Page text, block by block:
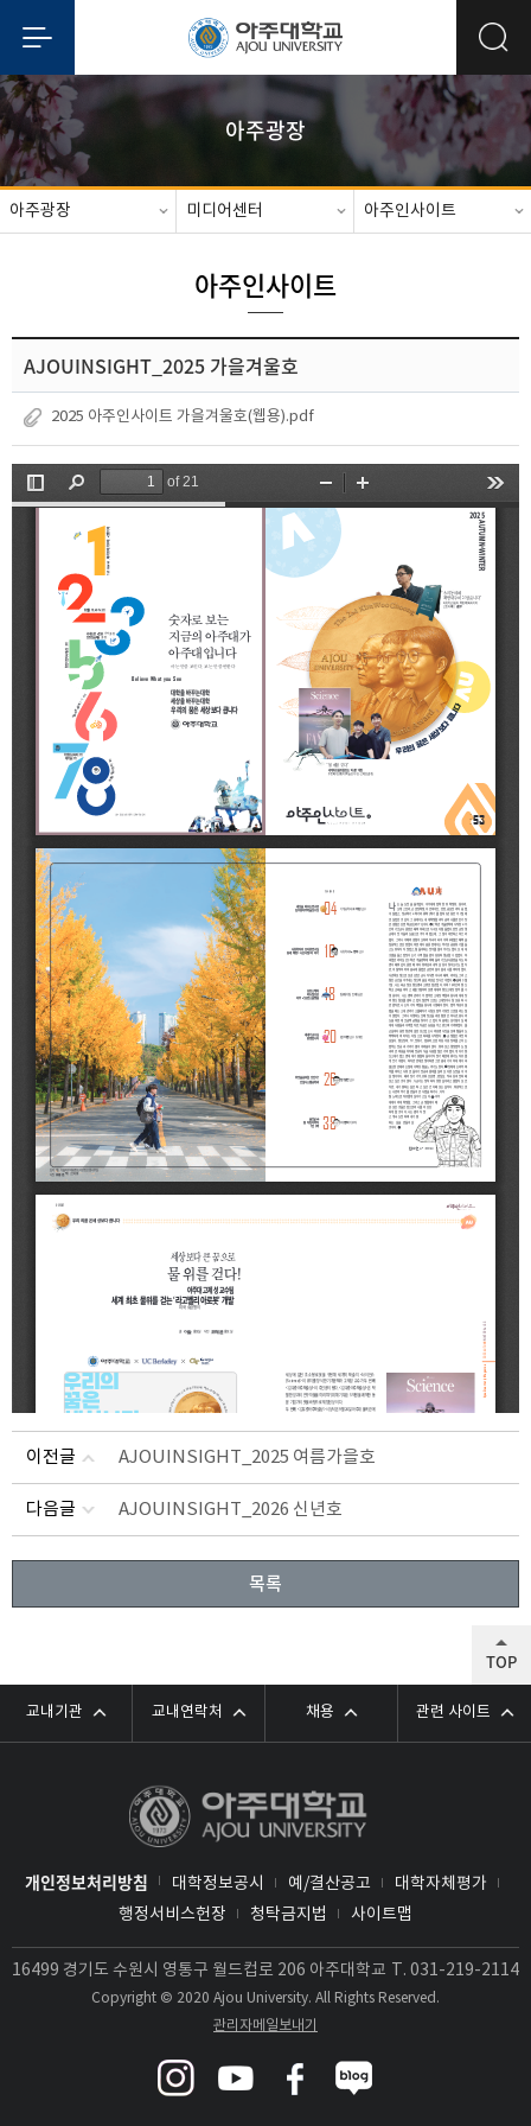
아주광장
아주광장 미디어센터 아주인사이트
아주인사이트
AJOUINSIGHT_2025 가을겨울호
2025 아주인사이트 가을겨울호(웹용).pdf
이전글 AJOUINSIGHT_2025 여름가을호
다음글 AJOUINSIGHT_2026 신년호
목록
교내기관 교내연락처 채용 관련 사이트
개인정보처리방침 대학정보공시 예/결산공고
대학자체평가
행정서비스헌장
청탁금지법 사이트맵
16499 경기도 수원시 영통구 월드컵로 206 아주대학교 T. 031-219-2114
Copyright © 2020 Ajou University. All Rights Reserved.
관리자메일보내기
TOP